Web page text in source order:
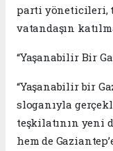
parti yöneticileri,
vatandaşın
“Yaşanabilir Bir
“Yaşanabilir bir
sloganıyla
teşkilatının yeni
hem de